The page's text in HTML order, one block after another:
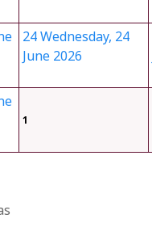
24Wednesday, 24
June 2026
1